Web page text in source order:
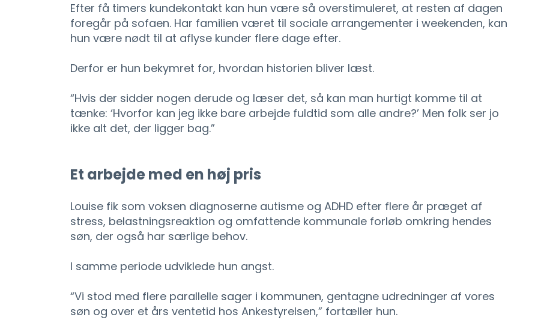
Efter få timers kundekontakt kan hun være så overstimuleret, at resten af dagen
foregår på sofaen. Har familien været til sociale arrangementer i weekenden, kan
hun være nødt til at aflyse kunder flere dage efter.
Derfor er hun bekymret for, hvordan historien bliver læst.
“Hvis der sidder nogen derude og læser det, så kan man hurtigt komme til at
tænke: ‘Hvorfor kan jeg ikke bare arbejde fuldtid som alle andre?’ Men folk ser jo
ikke alt det, der ligger bag.”
Et arbejde med en høj pris
Louise fik som voksen diagnoserne autisme og ADHD efter flere år præget af
stress, belastningsreaktion og omfattende kommunale forløb omkring hendes
søn, der også har særlige behov.
I samme periode udviklede hun angst.
“Vi stod med flere parallelle sager i kommunen, gentagne udredninger af vores
søn og over et års ventetid hos Ankestyrelsen,” fortæller hun.